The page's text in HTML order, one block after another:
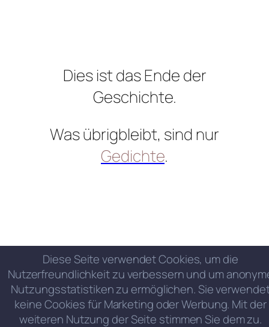
Dies ist das Ende der
Geschichte.
Was übrigbleibt, sind nur
Gedichte.
Diese Seite verwendet Cookies, um die
Nutzerfreundlichkeit zu verbessern und um
Nutzungsstatistiken zu ermöglichen. Sie
keine Cookies für Marketing oder Werbung. Mit der
weiteren Nutzung der Seite stimmen Sie dem zu.